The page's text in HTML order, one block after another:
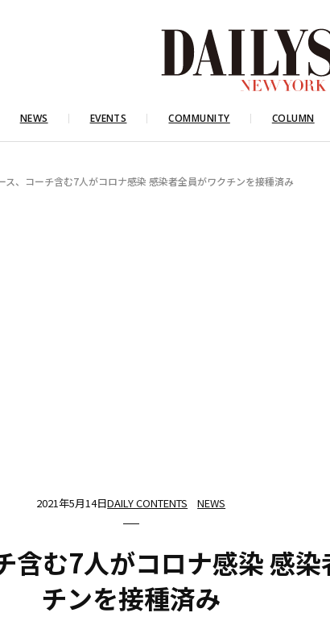
NEWS EVENTS COMMUNITY COLUMN
ス、コーチ含む7人がコロナ感染 感染者全員がワクチンを接種済み
2021年5月14日DAILY CONTENTS NEWS
含む7人がコロナ感染 感
チンを接種済み